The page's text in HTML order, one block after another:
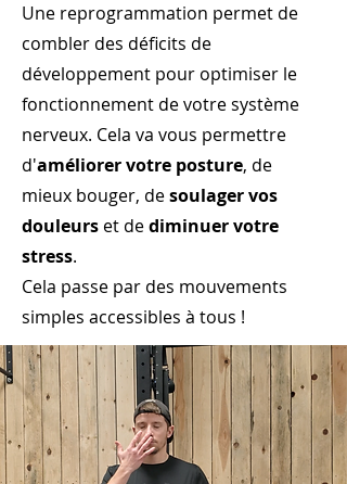
Une reprogrammation permet de
combler des déficits de
développement pour optimiser le
fonctionnement de votre système
nerveux. Cela va vous permettre
d'améliorer votre posture, de
mieux bouger, desoulager vos
douleurs et dediminuer votre
stress.
Cela passe par des mouvements
simples accessibles à tous !